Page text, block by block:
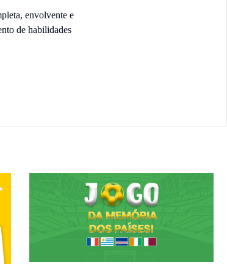
envolvente e
de habilidades